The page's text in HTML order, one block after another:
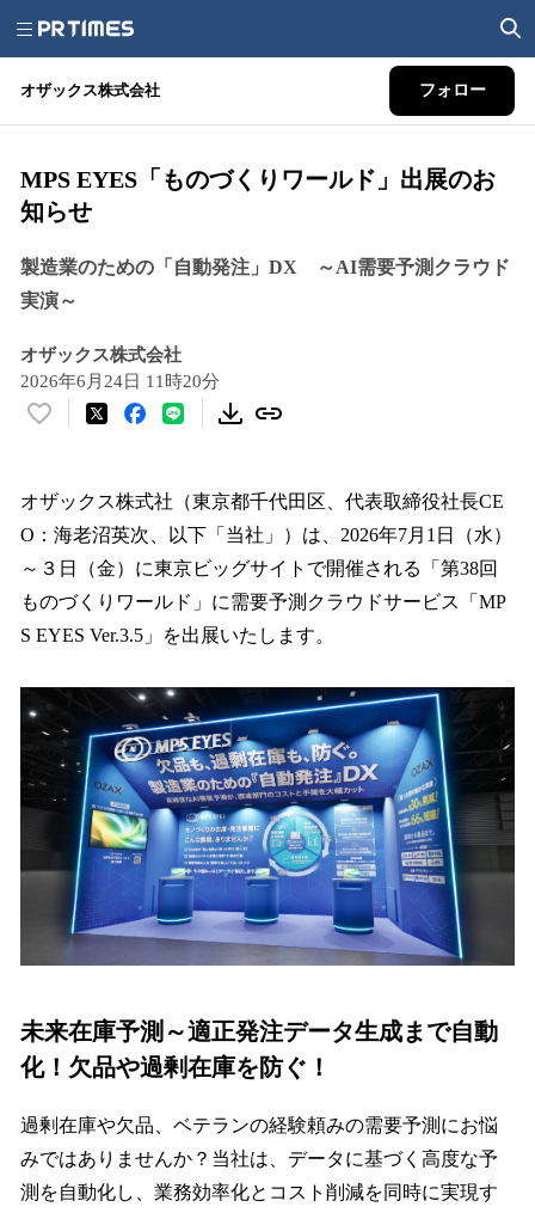
オザックス株式会社 フォロー
MPS EYES「ものづくりワールド」出展のお
知らせ
製造業のための「自動発注」DX ～AI需要予測クラウド
実演～
オザックス株式会社
2026年6月24日 11時20分
い
！
数
を
読
み
込
で
オザックス株式社（東京都千代田区、代表取締役社長CE
O：海老沼英次、以下「当社」）は、2026年7月1日（水）
～３日（金）に東京ビッグサイトで開催される「第38回
ものづくりワールド」に需要予測クラウドサービス「MP
S EYES Ver.3.5」を出展いたします。
未来在庫予測～適正発注データ生成まで自動
化！欠品や過剰在庫を防ぐ！
過剰在庫や欠品、ベテランの経験頼みの需要予測にお悩
みではありませんか？当社は、データに基づく高度な予
測を自動化し、業務効率化とコスト削減を同時に実現す